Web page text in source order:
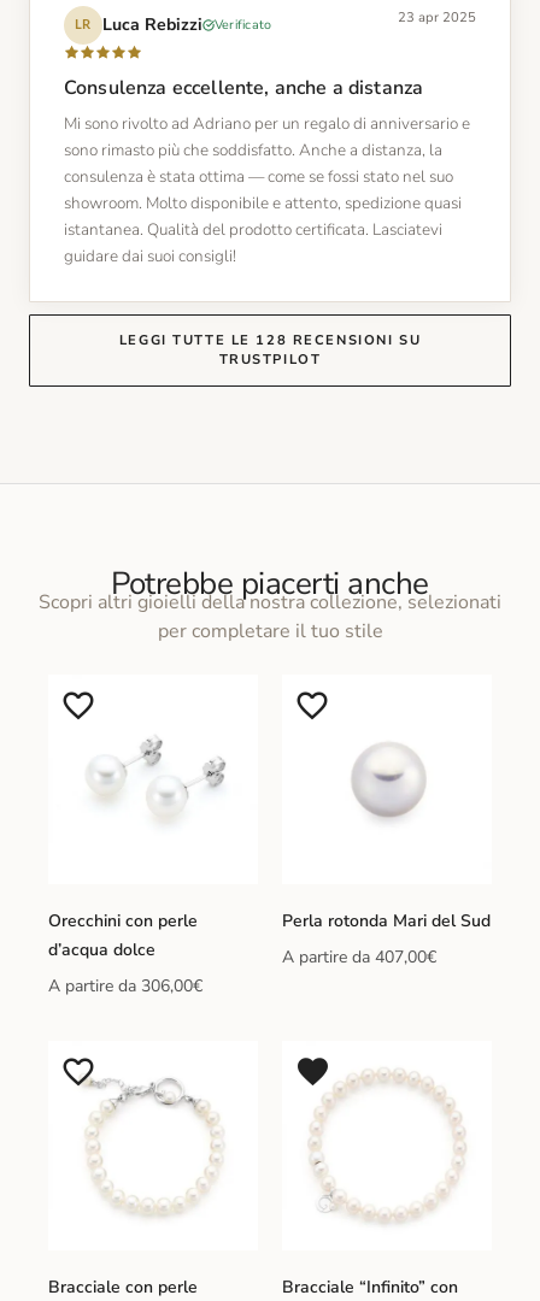
LR Luca Rebizzi Verificato 23 apr 2025
Consulenza eccellente, anche a distanza
Mi sono rivolto ad Adriano per un regalo di anniversario e
sono rimasto più che soddisfatto. Anche a distanza, la
consulenza è stata ottima — come se fossi stato nel suo
showroom. Molto disponibile e attento, spedizione quasi
istantanea. Qualità del prodotto certificata. Lasciatevi
guidare dai suoi consigli!
LEGGI TUTTE LE 128 RECENSIONI SU
TRUSTPILOT
Potrebbe piacerti anche
Scopri altri gioielli della nostra collezione, selezionati
per completare il tuo stile
Orecchini con perle
d’acqua dolce
A partire da 306,00€
Perla rotonda Mari del Sud
A partire da 407,00€
Bracciale con perle
Bracciale “Infinito” con